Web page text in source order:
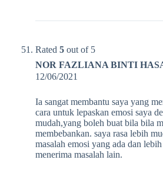
Rated 5 out of 5
NOR FAZLIANA BINTI
12/06/2021
Ia sangat membantu saya yang
cara untuk lepaskan emosi saya
mudah,yang boleh buat bila bila
membebankan. saya rasa lebih
masalah emosi yang ada dan
menerima masalah lain.